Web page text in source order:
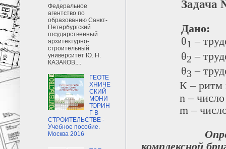
Задача
Дано:
θ1 –
θ2 –
θ3 –
К – ритм
n– число
m–
Федеральное
агентство по
образованию Санкт-
Петербургский
государственный
архитектурно-
строительный
университет Ю. Н.
КАЗАКОВ,...
ГЕОТЕ
ХНИЧЕ
СКИЙ
МОНИ
ТОРИН
Г В
СТРОИТЕЛЬСТВЕ -
Учебное пособие.
Москва 2016